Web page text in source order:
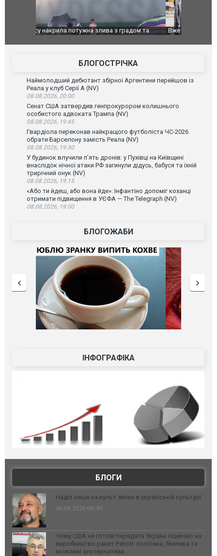
Вже вивели на тести: Ferrari готує оновлення
Вийшов
фільму
БЛОГОСТРІЧКА
Наймолодший дебютант збірної Аргентини перейшов із
Реала у клуб Серії А (NV)
08.08.2026, 20:00
Сенат США затвердив генпрокурором колишнього
особистого адвоката Трампа (NV)
08.08.2026, 19:45
Гвардіола переконав найкращого футболіста ЧС-2026
обрати Барселону замість Реала (NV)
08.08.2026, 19:30
У будинок влучили п’ять дронів: у Пухівці на Київщині
внаслідок нічної атаки РФ загинули дідусь, бабуся та їхній
трирічний онук (NV)
08.08.2026, 19:15
«Або ти йдеш, або вона йде»: Інфантіно допоміг коханці
отримати підвищення в УЄФА — The Telegraph (NV)
08.08.2026, 19:00
БЛОГОЖАБИ
ІНФОГРАФІКА
БЛОГИ
Надія лише на культ жінки в українській культурі
06.08.2026 08:49
Чому США не готові передати Україні ліцензію на
виробництво ракет Patriot: політика, безпека та
можливі альтернативи